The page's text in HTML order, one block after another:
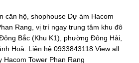
căn hộ, shophouse Dự ám Hacom
Rang, vị trí ngay trung tâm khu đô
Bắc (Khu K1), phường Đông Hải,
Hoà. Liên hệ 0933843118 View all
Hacom Tower Phan Rang